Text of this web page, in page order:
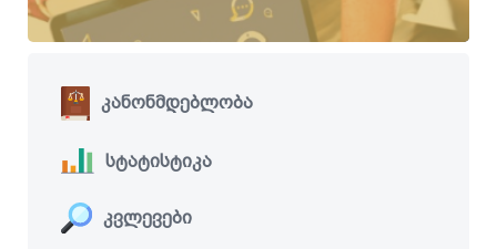
კანონმდებლობა
სტატისტიკა
კვლევები